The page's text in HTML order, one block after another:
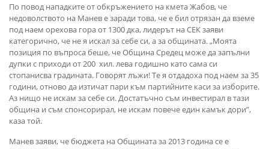
По повод нападките от обкръжението на кмета Жабов, че
недоволството на Манев е заради това, че е бил отрязан да вземе
под наем орехова гора от 1300 дка, лидерът на СЕК заяви
категорично, че не я искал за себе си, а за общината. „Моята
позиция по въпроса беше, че Община Средец може да запълни
дупки с приходи от 200 хил. лева годишно като сама си
стопанисва градината. Говорят лъжи! Те я отдадоха под наем за 35
години, отново да изтичат пари към партийните каси за изборите.
Аз нищо не искам за себе си. Достатъчно съм инвестирал в тази
община и съм спонсорирал, не искам повече един камък дори”,
каза той.
Манев заяви, че бюджета на Общината за 2013 година се е